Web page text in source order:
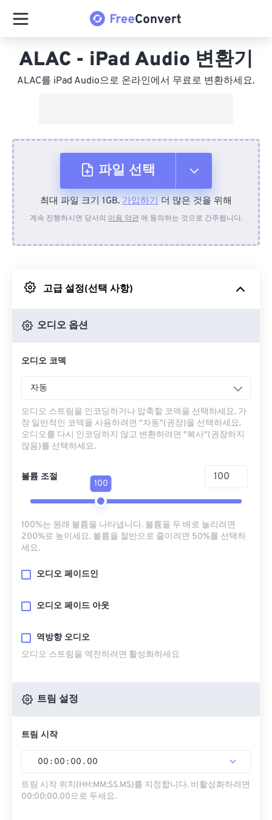
ALAC - iPad Audio 변환기
ALAC를 iPad Audio으로 온라인에서 무료로 변환하세요.
파일 선택
장치에서
Google 드라이브에서
최대 파일 크기 1GB. 가입하기 더 많은 것을 위해
계속 진행하시면 당사의 이용 약관에 동의하는 것으로 간주됩니다.
고급 설정(선택 사항)
오디오 옵션
오디오 코덱
자동
오디오 스트림을 인코딩하거나 압축할 코덱을 선택하세요. 가
장 일반적인 코덱을 사용하려면 "자동"(권장)을 선택하세요.
오디오를 다시 인코딩하지 않고 변환하려면 "복사"(권장하지
않음)를 선택하세요.
볼륨 조절
100
100%는 원래 볼륨을 나타냅니다. 볼륨을 두 배로 늘리려면
200%로 높이세요. 볼륨을 절반으로 줄이려면 50%를 선택하
세요.
오디오 페이드인
오디오 페이드 아웃
역방향 오디오
오디오 스트림을 역전하려면 활성화하세요
트림 설정
트림 시작
00 : 00 : 00 . 00
트림 시작 위치(HH:MM:SS.MS)를 지정합니다. 비활성화하려면
00:00:00.00으로 두세요.